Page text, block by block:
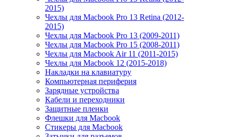
2015)
Чехлы для Macbook Pro 13 Retina (2012-
2015)
Чехлы для Macbook Pro 13 (2009-2011)
Чехлы для Macbook Pro 15 (2008-2011)
Чехлы для Macbook Air 11 (2011-2015)
Чехлы для Macbook 12 (2015-2018)
Накладки на клавиатуру
Компьютерная периферия
Зарядные устройства
Кабели и переходники
Защитные пленки
Флешки для Macbook
Стикеры для Macbook